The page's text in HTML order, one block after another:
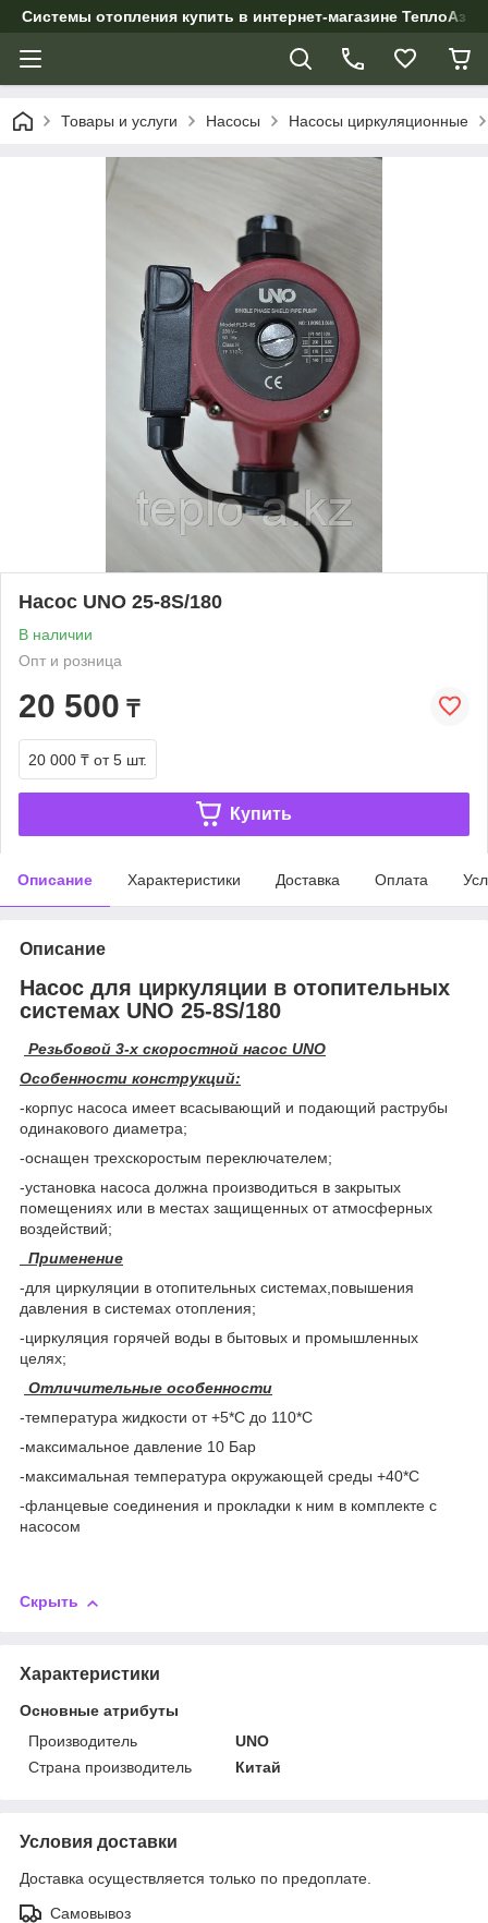
Системы отопления купить в интернет-магазине ТеплоАзии
Товары и услуги Насосы Насосы циркуляционные
Насос UNO 25-8S/180
В наличии
Опт и розница
20 500 ₸
20 000 ₸ от 5 шт.
Купить
Описание Характеристики Доставка Оплата
Описание
Насос для циркуляции в отопительных
системах UNO 25-8S/180
Резьбовой 3-х скоростной насос UNO
Особенности конструкций:
-корпус насоса имеет всасывающий и подающий раструбы
одинакового диаметра;
-оснащен трехскоростым переключателем;
-установка насоса должна производиться в закрытых
помещениях или в местах защищенных от атмосферных
воздействий;
Применение
-для циркуляции в отопительных системах,повышения
давления в системах отопления;
-циркуляция горячей воды в бытовых и промышленных
целях;
Отличительные особенности
-температура жидкости от +5*С до 110*С
-максимальное давление 10 Бар
-максимальная температура окружающей среды +40*С
-фланцевые соединения и прокладки к ним в комплекте с
насосом
Скрыть
Характеристики
Основные атрибуты
Производитель
UNO
Страна производитель
Китай
Условия доставки
Доставка осуществляется только по предоплате.
Самовывоз